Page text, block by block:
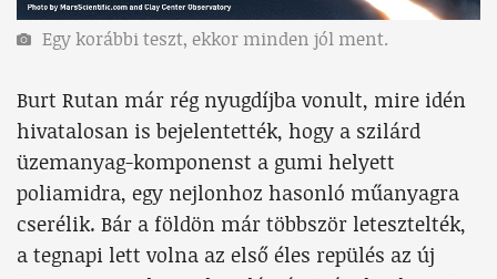
Egy korábbi teszt, ekkor minden jól ment.
Burt Rutan már rég nyugdíjba vonult, mire idén
hivatalosan is bejelentették, hogy a szilárd
üzemanyag-komponenst a gumi helyett
poliamidra, egy nejlonhoz hasonló műanyagra
cserélik. Bár a földön már többször letesztelték,
a tegnapi lett volna az első éles repülés az új